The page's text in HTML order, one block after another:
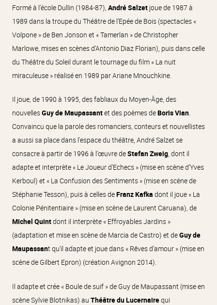
Formé à l’école Dullin (1984-87), André Salzet joue de 1987 à
1989 dans la troupe du Théâtre de l’Epée de Bois (spectacles «
Volpone » de Ben Jonson et « Tamerlan » de Christopher
Marlowe, mises en scènes d’Antonio Diaz Florian), puis dans celle
du Théâtre du Soleil durant le tournage du film « La nuit
miraculeuse » réalisé en 1989 par Ariane Mnouchkine.
Il joue, de 1990 à 1995, des fabliaux du Moyen-Âge, des
nouvellesGuy de Maupassantet des poèmes deBoris Vian.
Convaincu que la parole des romanciers, conteurs et nouvellistes
a aussi sa place dans l’espace du théâtre, André Salzet se
consacre à partir de 1996 à l’œuvre deStefan Zweig, dont il
adapte et interprète « Le Joueur d’Echecs » (mise en scène d’Yves
Kerboul) et « La Confusion des Sentiments » (mise en scène de
Stéphanie Tesson), puis à celles deFranz Kafka dont il joue « La
Colonie Pénitentiaire » (mise en scène de Laurent Caruana), de
Michel Quintdont il interprète « Effroyables Jardins »
(adaptation et mise en scène de Marcia de Castro) et deGuy de
Maupassant qu’il adapte et joue dans « Rêves d’amour » (mise en
scène de Gilbert Epron) (création Avignon 2014).
Il adapte et crée « Boule de suif » de Guy de Maupassant (mise en
scène Sylvie Blotnikas) au Théâtre du Lucernairequi